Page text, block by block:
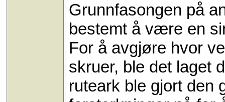
Grunnfasongen på
bestemt å være en
For å avgjøre hvor
skruer, ble det laget
ruteark ble gjort den